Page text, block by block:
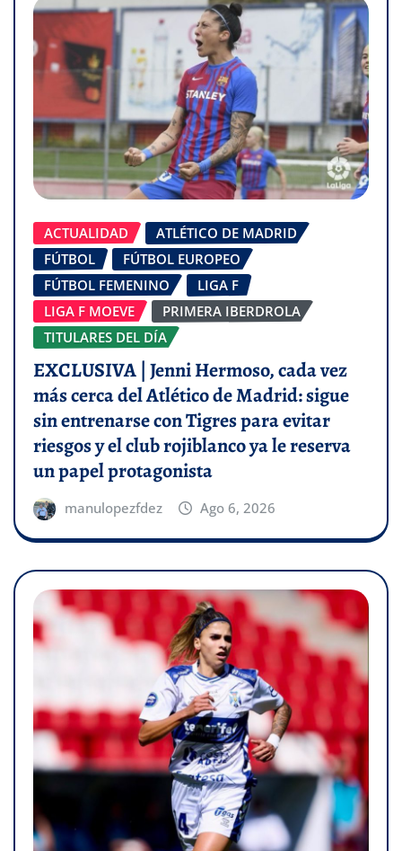
ACTUALIDAD
ATLÉTICO DE MADRID
FÚTBOL
FÚTBOL EUROPEO
FÚTBOL FEMENINO
LIGA F
LIGA F MOEVE
PRIMERA IBERDROLA
TITULARES DEL DÍA
EXCLUSIVA | Jenni Hermoso, cada vez
más cerca del Atlético de Madrid: sigue
sin entrenarse con Tigres para evitar
riesgos y el club rojiblanco ya le reserva
un papel protagonista
manulopezfdez Ago 6, 2026